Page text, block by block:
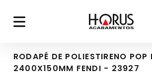
RODAPÉ DE POLIESTIRENO
2400X150MM FENDI - 23927